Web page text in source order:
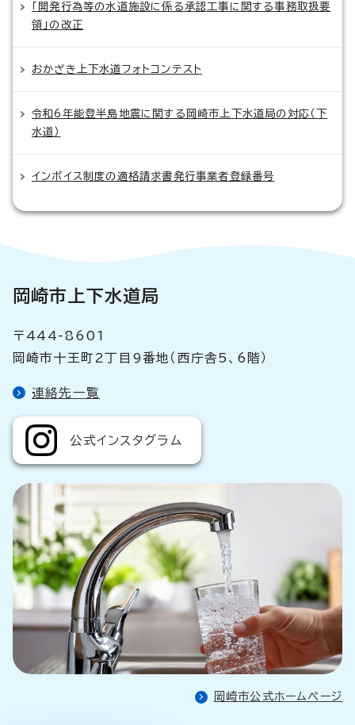
「開発行為等の水道施設に係る承認工事に関する事務取扱要
領」の改正
おかざき上下水道フォトコンテスト
令和6年能登半島地震に関する岡崎市上下水道局の対応（下
水道）
インボイス制度の適格請求書発行事業者登録番号
岡崎市上下水道局
〒444-8601
岡崎市十王町2丁目9番地（西庁舎5、6階）
連絡先一覧
公式インスタグラム
岡崎市公式ホームぺージ